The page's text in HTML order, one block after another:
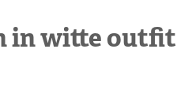
in witte outfit